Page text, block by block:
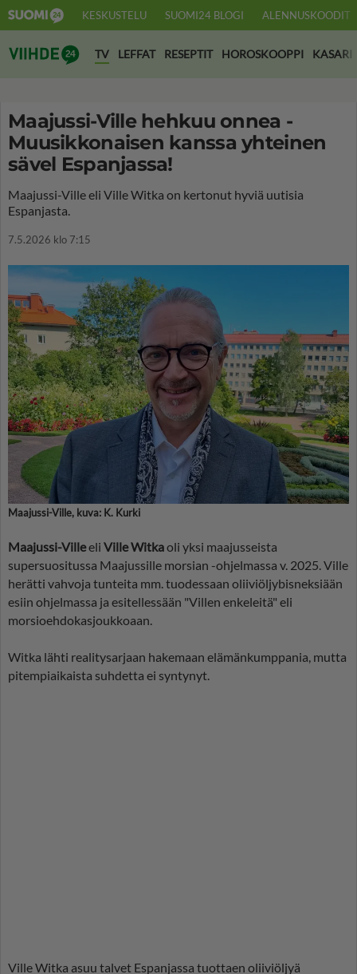
KESKUSTELU SUOMI24 BLOGI ALENNUSKOODIT
Suomi24 Viihde
TV LEFFAT RESEPTIT HOROSKOOPPI KASARI
Maajussi-Ville hehkuu onnea -
Muusikkonaisen kanssa yhteinen
sävel Espanjassa!
Maajussi-Ville eli Ville Witka on kertonut hyviä uutisia
Espanjasta.
7.5.2026 klo 7:15
Maajussi-Ville, kuva: K. Kurki
Maajussi-Villeeli Ville Witkaoli yksi maajusseista
supersuositussa Maajussille morsian -ohjelmassa v. 2025. Ville
herätti vahvoja tunteita mm. tuodessaan oliiviöljybisneksiään
esiin ohjelmassa ja esitellessään "Villen enkeleitä" eli
morsioehdokasjoukkoaan.
Witka lähti realitysarjaan hakemaan elämänkumppania, mutta
pitempiaikaista suhdetta ei syntynyt.
Ville Witka asuu talvet Espanjassa tuottaen oliiviöljyä